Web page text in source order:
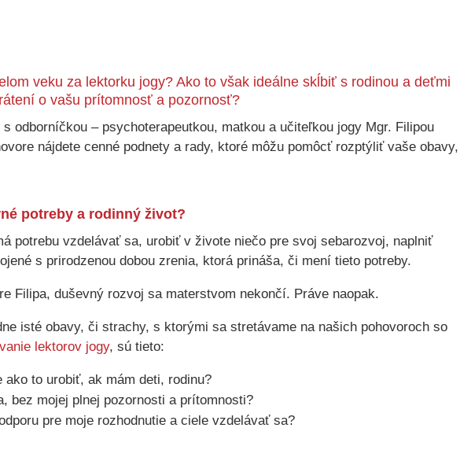
veku za lektorku jogy? Ako to však ideálne skĺbiť s rodinou a deťmi
o vašu prítomnosť a pozornosť?
odborníčkou – psychoterapeutkou, matkou a učiteľkou jogy Mgr. Filipou
nájdete cenné podnety a rady, ktoré môžu pomôcť rozptýliť vaše obavy,
potreby a rodinný život?
potrebu vzdelávať sa, urobiť v živote niečo pre svoj sebarozvoj, naplniť
s prirodzenou dobou zrenia, ktorá prináša, či mení tieto potreby.
Filipa, duševný rozvoj sa materstvom nekončí. Práve naopak.
isté obavy, či strachy, s ktorými sa stretávame na našich pohovoroch so
lektorov jogy, sú tieto:
ako to urobiť, ak mám deti, rodinu?
bez mojej plnej pozornosti a prítomnosti?
pre moje rozhodnutie a ciele vzdelávať sa?